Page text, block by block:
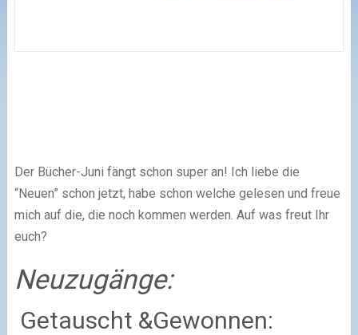
Der Bücher-Juni fängt schon super an! Ich liebe die
“Neuen” schon jetzt, habe schon welche gelesen und freue
mich auf die, die noch kommen werden. Auf was freut Ihr
euch?
Neuzugänge:
Getauscht &Gewonnen: